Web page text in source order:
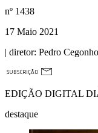
nº 1438
17 Maio 2021
| diretor: Pedro Cegonho
EDIÇÃO DIGITAL
destaque